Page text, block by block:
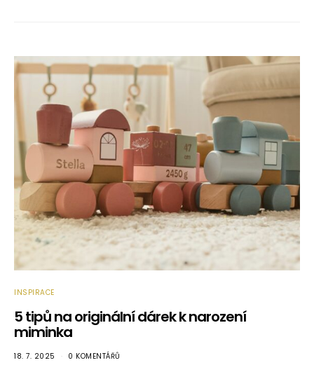
INSPIRACE
5 tipů na originální dárek k narození
miminka
18. 7. 2025 0 KOMENTÁŘŮ